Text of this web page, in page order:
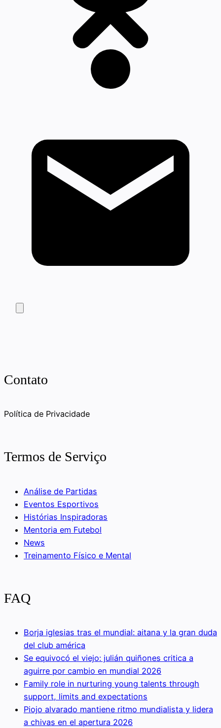
Contato
Política de Privacidade
Termos de Serviço
Análise de Partidas
Eventos Esportivos
Histórias Inspiradoras
Mentoria em Futebol
News
Treinamento Físico e Mental
FAQ
Borja iglesias tras el mundial: aitana y la gran duda
del club américa
Se equivocó el viejo: julián quiñones critica a
aguirre por cambio en mundial 2026
Family role in nurturing young talents through
support, limits and expectations
Piojo alvarado mantiene ritmo mundialista y lidera
a chivas en el apertura 2026